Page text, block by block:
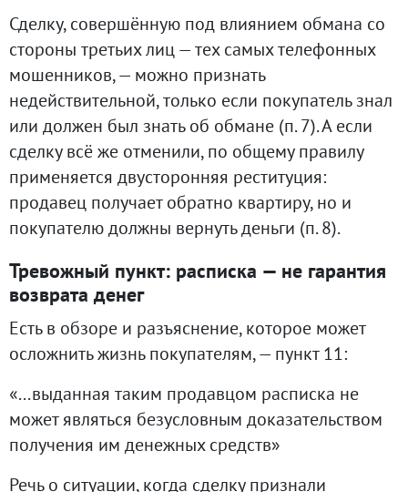
Сделку, совершённую под влиянием обмана со
стороны третьих лиц — тех самых телефонных
мошенников, — можно признать
недействительной, только если покупатель знал
или должен был знать об обмане (п. 7). А если
сделку всё же отменили, по общему правилу
применяется двусторонняя реституция:
продавец получает обратно квартиру, но и
покупателю должны вернуть деньги (п. 8).
Тревожный пункт: расписка — не гарантия
возврата денег
Есть в обзоре и разъяснение, которое может
осложнить жизнь покупателям, — пункт 11:
«...выданная таким продавцом расписка не
может являться безусловным доказательством
получения им денежных средств»
Речь о ситуации, когда сделку признали